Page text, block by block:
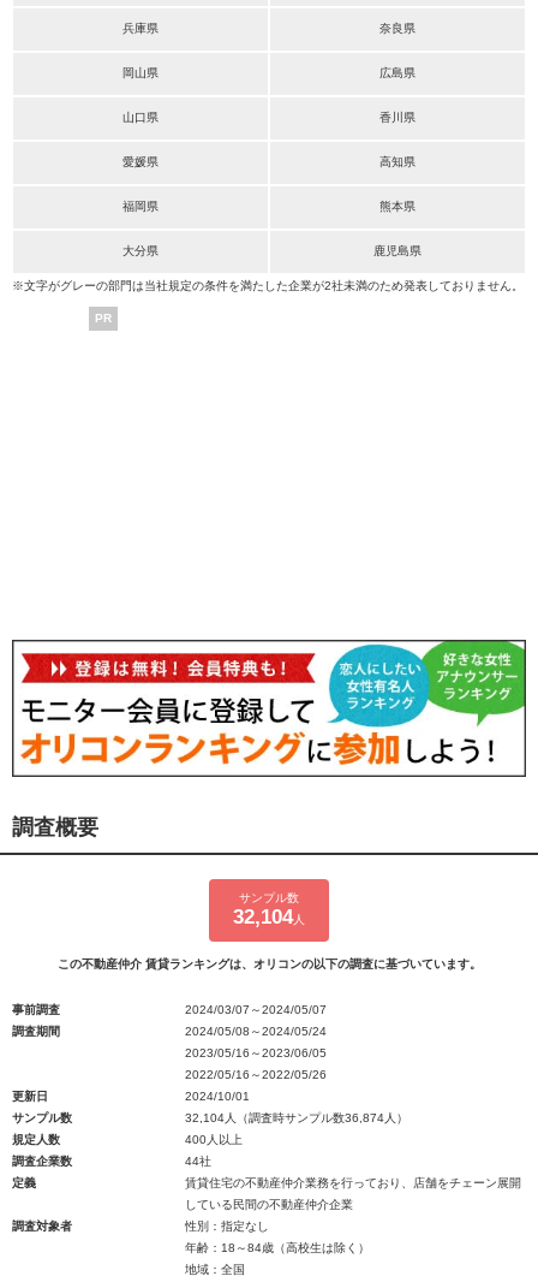
兵庫県 奈良県
岡山県 広島県
山口県 香川県
愛媛県 高知県
福岡県 熊本県
大分県 鹿児島県
※文字がグレーの部門は当社規定の条件を満たした企業が2社未満のため発表しておりません。
PR
調査概要
サンプル数
32,104人
この不動産仲介 賃貸ランキングは、オリコンの以下の調査に基づいています。
事前調査
2024/03/07～2024/05/07
調査期間
2024/05/08～2024/05/24
2023/05/16～2023/06/05
2022/05/16～2022/05/26
更新日
2024/10/01
サンプル数
32,104人（調査時サンプル数36,874人）
規定人数
400人以上
調査企業数
44社
定義
賃貸住宅の不動産仲介業務を行っており、店舗をチェーン展開
している民間の不動産仲介企業
調査対象者
性別：指定なし
年齢：18～84歳（高校生は除く）
地域：全国